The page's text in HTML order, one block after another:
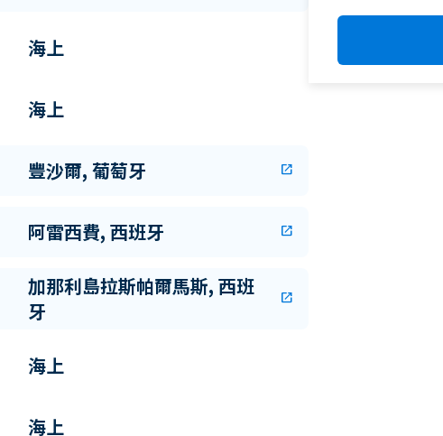
海上
海上
豐沙爾, 葡萄牙 open_in_new
阿雷西費, 西班牙 open_in_new
加那利島拉斯帕爾馬斯, 西班
牙
open_in_new
海上
海上